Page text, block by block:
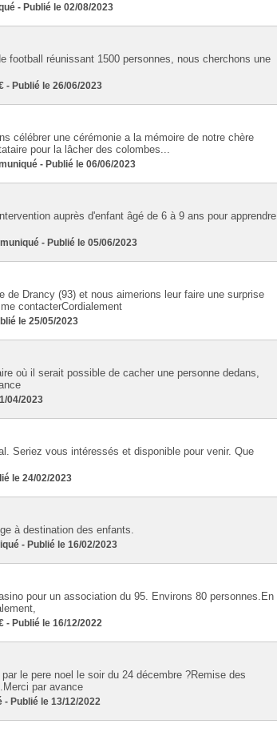
- Publié le 02/08/2023
football réunissant 1500 personnes, nous cherchons une
- Publié le 26/06/2023
célébrer une cérémonie a la mémoire de notre chère
pour la lâcher des colombes...
- Publié le 06/06/2023
auprès d'enfant âgé de 6 à 9 ans pour apprendre
- Publié le 05/06/2023
Drancy (93) et nous aimerions leur faire une surprise
contacterCordialement
le 25/05/2023
où il serait possible de cacher une personne dedans,
04/2023
Seriez vous intéressés et disponible pour venir. Que
le 24/02/2023
à destination des enfants.
- Publié le 16/02/2023
pour un association du 95. Environs 80 personnes.En
- Publié le 16/12/2022
le pere noel le soir du 24 décembre ?Remise des
par avance
- Publié le 13/12/2022